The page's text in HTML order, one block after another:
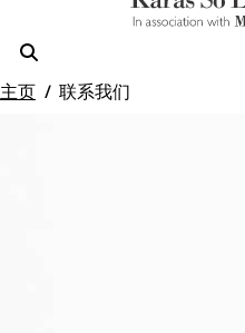
主页 联系我们